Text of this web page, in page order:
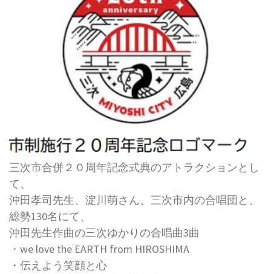
三次市合併２０周年記念式典のアトラクションとし
て、
沖田孝司先生、淀川萌さん、三次市内の合唱団と、
総勢130名にて、
沖田先生作曲の三次ゆかりの合唱曲3曲
・we love the EARTH from HIROSHIMA
・伝えよう笑顔と心